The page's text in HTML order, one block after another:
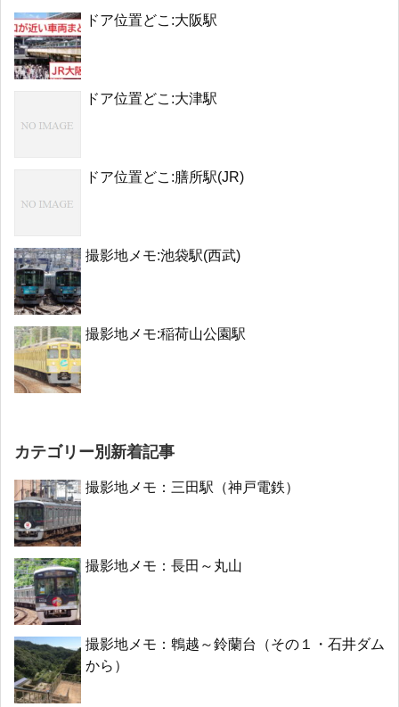
ドア位置どこ:大阪駅
ドア位置どこ:大津駅
ドア位置どこ:膳所駅(JR)
撮影地メモ:池袋駅(西武)
撮影地メモ:稲荷山公園駅
カテゴリー別新着記事
撮影地メモ：三田駅（神戸電鉄）
撮影地メモ：長田～丸山
撮影地メモ：鵯越～鈴蘭台（その１・石井ダム
から）